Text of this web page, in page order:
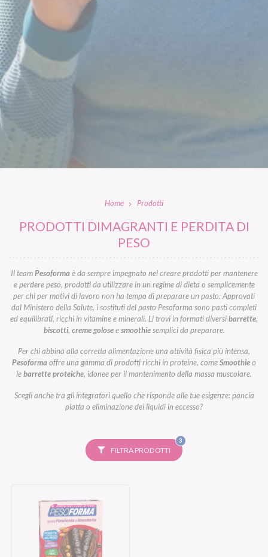
Home Prodotti
PRODOTTI DIMAGRANTI E PERDITA DI
PESO
Il teamPesoformaè da sempre impegnato nel creare prodotti per mantenere
e perdere peso, prodotti da utilizzare in un regime di dieta o semplicemente
per chi per motivi di lavoro non ha tempo di preparare un pasto. Approvati
dal Ministero della Salute, i sostituti del pasto Pesoforma sono pasti completi
ed equilibrati, ricchi in vitamine e minerali. Li trovi in formati diversibarrette,
biscotti, creme goloseesmoothiesemplici da preparare.
Per chi abbina alla corretta alimentazione una attività fisica più intensa,
Pesoformaoffre una gamma di prodotti ricchi in proteine, comeSmoothieo
lebarrette proteiche, idonee per il mantenimento della massa muscolare.
Scegli anche tra gli integratori quello che risponde alle tue esigenze: pancia
piatta o eliminazione dei liquidi in eccesso?
FILTRA PRODOTTI
3FILTRI
SELEZIONATI